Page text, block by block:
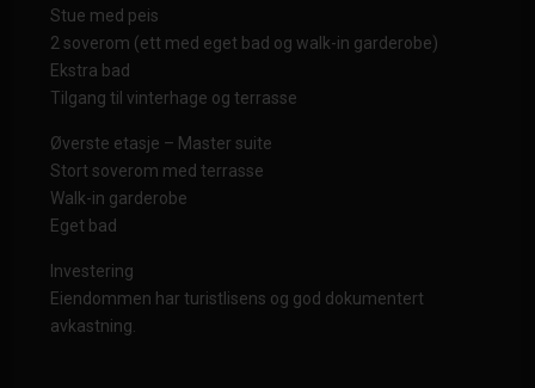
Stue med peis
2 soverom (ett med eget bad og walk-in garderobe)
Ekstra bad
Tilgang til vinterhage og terrasse
Øverste etasje – Master suite
Stort soverom med terrasse
Walk-in garderobe
Eget bad
Investering
Eiendommen har turistlisens og god dokumentert
avkastning.